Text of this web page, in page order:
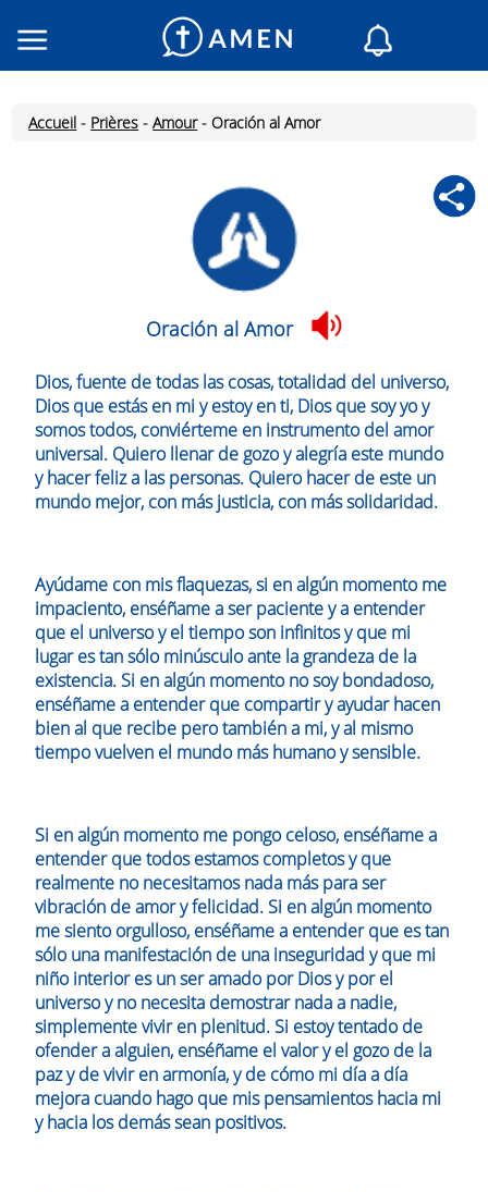
Consacré
Lecture du jour
Accueil - Prières -Amour -Oración al Amor
Oración al Amor
Dios, fuente de todas las cosas, totalidad del universo,
Dios que estás en mi y estoy en ti, Dios que soy yo y
somos todos, conviérteme en instrumento del amor
universal. Quiero llenar de gozo y alegría este mundo
y hacer feliz a las personas. Quiero hacer de este un
mundo mejor, con más justicia, con más solidaridad.
Ayúdame con mis flaquezas, si en algún momento me
impaciento, enséñame a ser paciente y a entender
que el universo y el tiempo son infinitos y que mi
lugar es tan sólo minúsculo ante la grandeza de la
existencia. Si en algún momento no soy bondadoso,
enséñame a entender que compartir y ayudar hacen
bien al que recibe pero también a mi, y al mismo
tiempo vuelven el mundo más humano y sensible.
Si en algún momento me pongo celoso, enséñame a
entender que todos estamos completos y que
realmente no necesitamos nada más para ser
vibración de amor y felicidad. Si en algún momento
me siento orgulloso, enséñame a entender que es tan
sólo una manifestación de una inseguridad y que mi
niño interior es un ser amado por Dios y por el
universo y no necesita demostrar nada a nadie,
simplemente vivir en plenitud. Si estoy tentado de
ofender a alguien, enséñame el valor y el gozo de la
paz y de vivir en armonía, y de cómo mi día a día
mejora cuando hago que mis pensamientos hacia mi
y hacia los demás sean positivos.